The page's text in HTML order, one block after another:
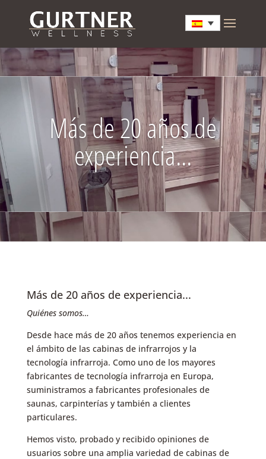
Más de 20 años de
experiencia...
Más de 20 años de experiencia...
Quiénes somos…
Desde hace más de 20 años tenemos experiencia en
el ámbito de las cabinas de infrarrojos y la
tecnología infrarroja. Como uno de los mayores
fabricantes de tecnología infrarroja en Europa,
suministramos a fabricantes profesionales de
saunas, carpinterías y también a clientes
particulares.
Hemos visto, probado y recibido opiniones de
usuarios sobre una amplia variedad de cabinas de